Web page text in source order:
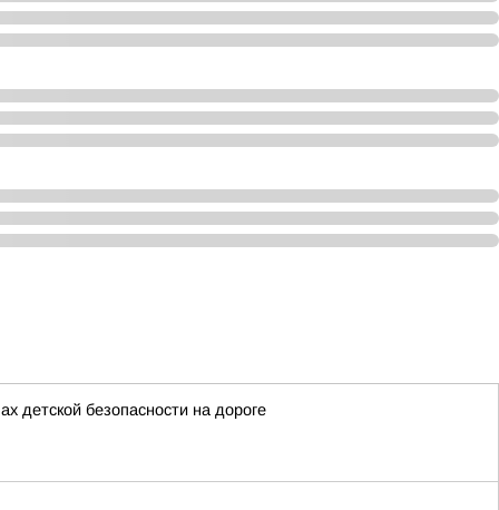
детской безопасности на дороге